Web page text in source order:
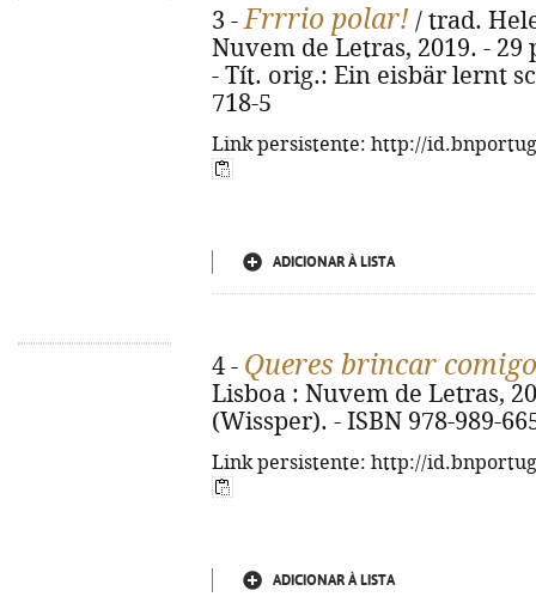
3 -Frrrio polar! / trad.
Nuvem de Letras, 2019. -
- Tít. orig.: Ein eisbär lernt
718-5
Link persistente: http://
ADICIONAR À LISTA
4 - Queres brincar
Lisboa : Nuvem de Letras,
(Wissper). - ISBN 978-989-
Link persistente: http://
ADICIONAR À LISTA